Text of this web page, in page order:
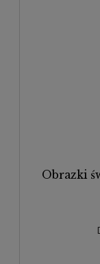
Obrazki